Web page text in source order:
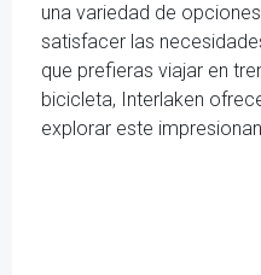
una variedad de
satisfacer las
que prefieras viajar en
bicicleta, Interlaken
explorar este